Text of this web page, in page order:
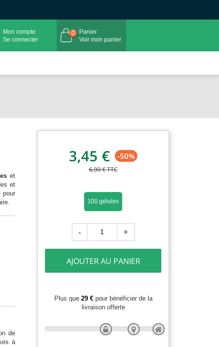
Mon compte
Se connecter
0
Panier
Voir mon panier
et
et
pour
de
à
3,45 € -50%
6,90 €TTC
100 gélules
- +
AJOUTER AU PANIER
Plus que 29 €pour bénéficier de la
livraison offerte